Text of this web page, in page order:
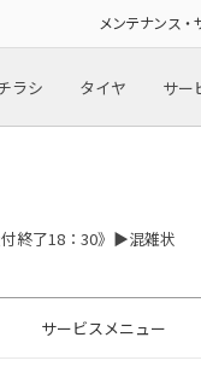
メンテナンス・
ラシ タイヤ サー
終了18：30》▶︎混雑状
サービスメニュー